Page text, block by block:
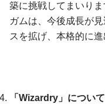
築に挑戦してまいり
ガムは、今後成長が
スを拡げ、本格的に進
「Wizardry」について